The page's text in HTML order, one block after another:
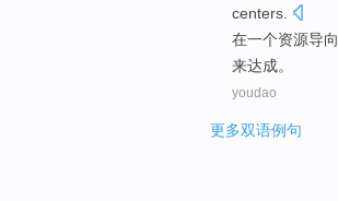
centers
在一个资源导向
来达成。
youdao
更多双语例句